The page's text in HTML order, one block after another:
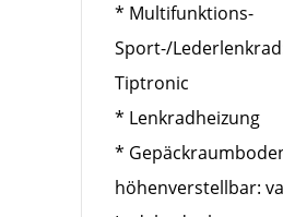
* Multifunktions-
Sport-/
Tiptronic
* Lenkradheizung
*
höhenverstellbar: